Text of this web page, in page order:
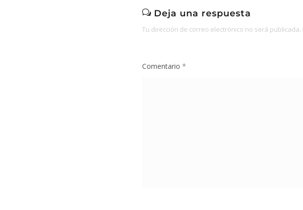
Deja una respuesta
Tu dirección de correo electrónico no será publicada.
Comentario *